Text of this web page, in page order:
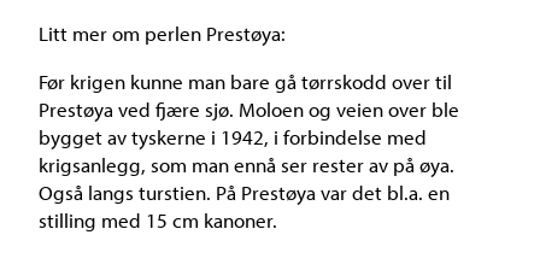
Litt mer om perlen Prestøya:
Før krigen kunne man bare gå tørrskodd over til
Prestøya ved fjære sjø. Moloen og veien over ble
bygget av tyskerne i 1942, i forbindelse med
krigsanlegg, som man ennå ser rester av på øya.
Også langs turstien. På Prestøya var det bl.a. en
stilling med 15 cm kanoner.